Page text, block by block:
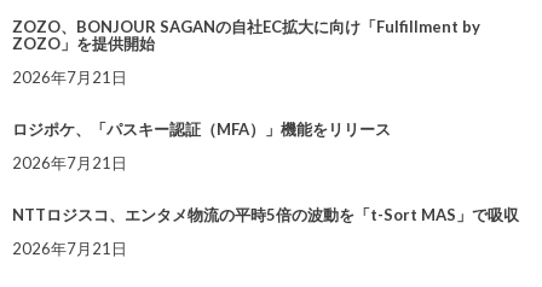
ZOZO、BONJOUR SAGANの自社EC拡大に向け「Fulfillment by
ZOZO」を提供開始
2026年7月21日
ロジポケ、「パスキー認証（MFA）」機能をリリース
2026年7月21日
NTTロジスコ、エンタメ物流の平時5倍の波動を「t-Sort MAS」で吸収
2026年7月21日